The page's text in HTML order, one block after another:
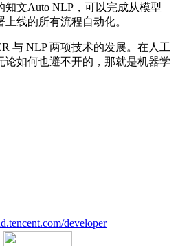
知文Auto NLP，可以完成从模型
线的所有流程自动化。
与 NLP 两项技术的发展。在人工
论如何也避不开的，那就是机器学
developer